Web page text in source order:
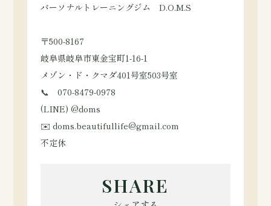
パーソナルトレーニングジム D.O.M.S
〒500-8167
岐阜県岐阜市東金宝町1-16-1
メゾン・ド・クマダ401号室503号室
📞 070-8479-0978
(LINE) @doms
✉️ doms.beautifullife@gmail.com
不定休
SHARE